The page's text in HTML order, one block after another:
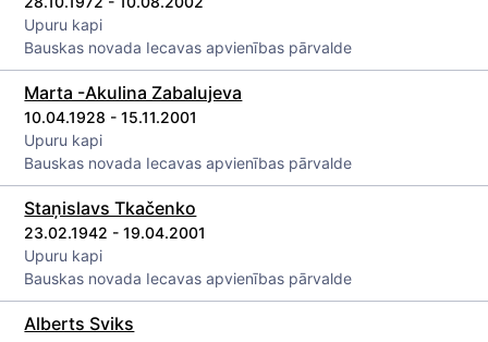
Upuru kapi
Bauskas novada Iecavas apvienības pārvalde
Marta -Akulina Zabalujeva
10.04.1928 - 15.11.2001
Upuru kapi
Bauskas novada Iecavas apvienības pārvalde
Staņislavs Tkačenko
23.02.1942 - 19.04.2001
Upuru kapi
Bauskas novada Iecavas apvienības pārvalde
Alberts Sviks